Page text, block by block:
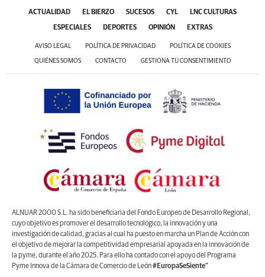
ACTUALIDAD EL BIERZO SUCESOS CYL LNC CULTURAS
ESPECIALES DEPORTES OPINIÓN EXTRAS
AVISO LEGAL POLÍTICA DE PRIVACIDAD POLÍTICA DE COOKIES
QUIÉNES SOMOS CONTACTO GESTIONA TU CONSENTIMIENTO
ALNUAR 2000 S.L. ha sido beneficiaria del Fondo Europeo de Desarrollo Regional,
cuyo objetivo es promover el desarrollo tecnológico, la innovación y una
investigación de calidad, gracias al cual ha puesto en marcha un Plan de Acción con
el objetivo de mejorar la competitividad empresarial apoyada en la innovación de
la pyme, durante el año 2025. Para ello ha contado con el apoyo del Programa
Pyme Innova de la Cámara de Comercio de León#EuropaSeSiente”